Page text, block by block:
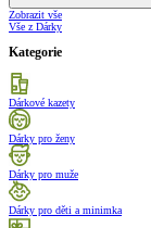
Zobrazit vše
Vše z Dárky
Kategorie
Dárkové kazety
Dárky pro ženy
Dárky pro muže
Dárky pro děti a minimka